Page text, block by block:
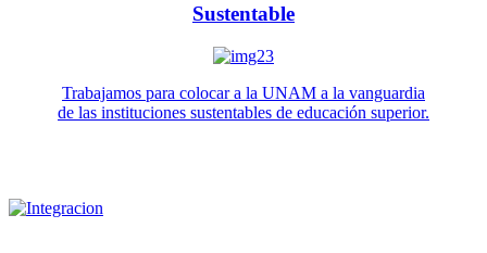
Sustentable
Trabajamos para colocar a la UNAM a la vanguardia
de las instituciones sustentables de educación superior.